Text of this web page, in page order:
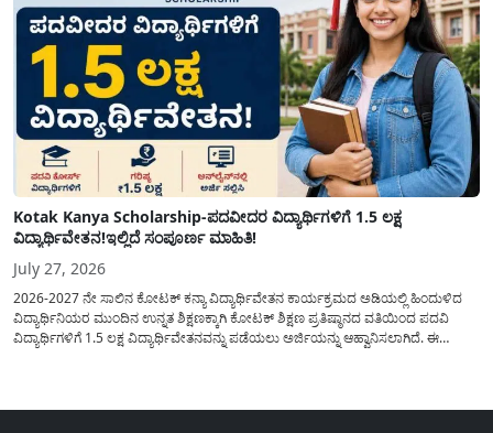
Kotak Kanya Scholarship-ಪದವೀದರ ವಿದ್ಯಾರ್ಥಿಗಳಿಗೆ 1.5 ಲಕ್ಷ
ವಿದ್ಯಾರ್ಥಿವೇತನ!ಇಲ್ಲಿದೆ ಸಂಪೂರ್ಣ ಮಾಹಿತಿ!
July 27, 2026
2026-2027 ನೇ ಸಾಲಿನ ಕೋಟಕ್ ಕನ್ಯಾ ವಿದ್ಯಾರ್ಥಿವೇತನ ಕಾರ್ಯಕ್ರಮದ ಅಡಿಯಲ್ಲಿ ಹಿಂದುಳಿದ
ವಿದ್ಯಾರ್ಥಿನಿಯರ ಮುಂದಿನ ಉನ್ನತ ಶಿಕ್ಷಣಕ್ಕಾಗಿ ಕೋಟಕ್ ಶಿಕ್ಷಣ ಪ್ರತಿಷ್ಠಾನದ ವತಿಯಿಂದ ಪದವಿ
ವಿದ್ಯಾರ್ಥಿಗಳಿಗೆ 1.5 ಲಕ್ಷ ವಿದ್ಯಾರ್ಥಿವೇತನವನ್ನು ಪಡೆಯಲು ಅರ್ಜಿಯನ್ನು ಆಹ್ವಾನಿಸಲಾಗಿದೆ. ಈ